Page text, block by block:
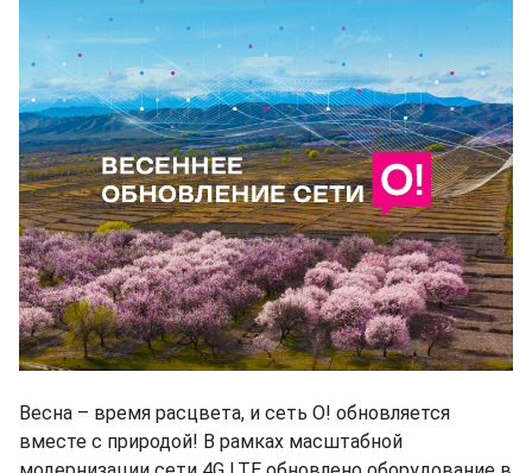
Весна – время расцвета, и сеть О! обновляется
вместе с природой! В рамках масштабной